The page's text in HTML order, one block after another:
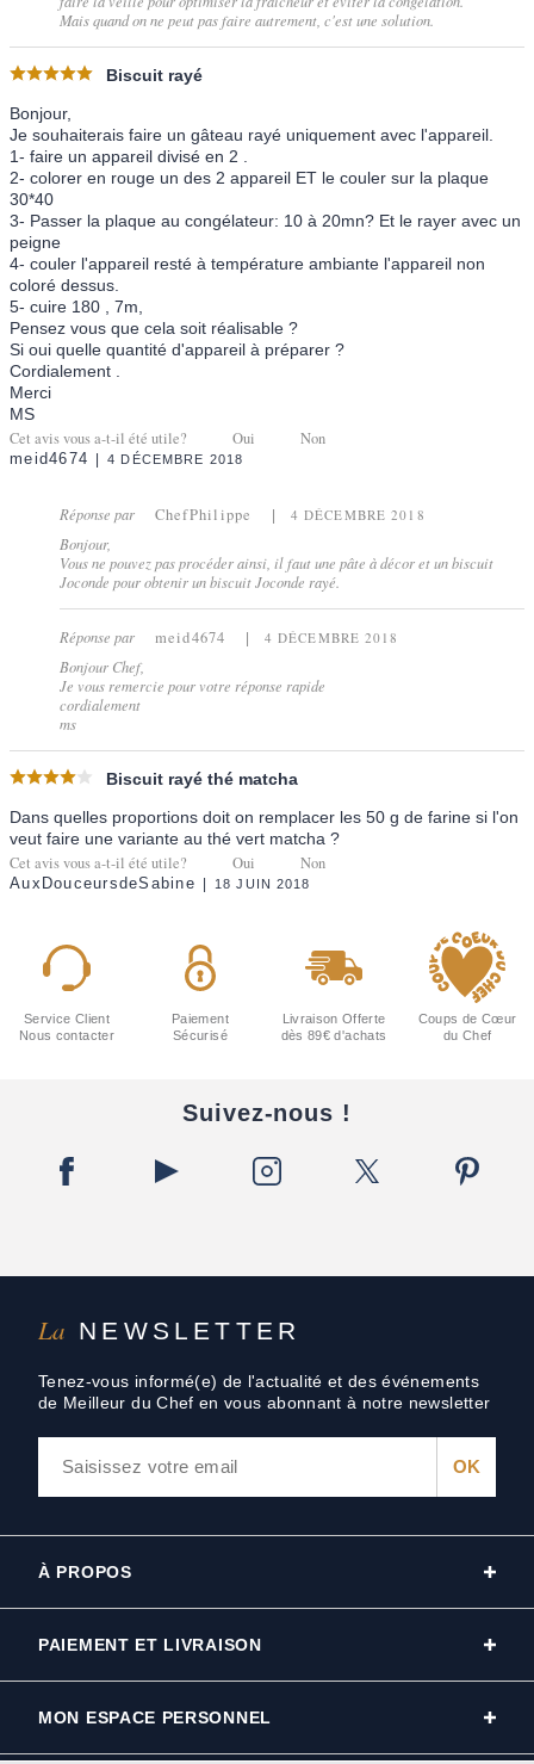
Mais quand on ne peut pas faire autrement, c'est une solution.
Biscuit rayé
Bonjour,
Je souhaiterais faire un gâteau rayé uniquement avec l'appareil.
1- faire un appareil divisé en 2 .
2- colorer en rouge un des 2 appareil ET le couler sur la plaque
30*40
3- Passer la plaque au congélateur: 10 à 20mn? Et le rayer avec un
peigne
4- couler l'appareil resté à température ambiante l'appareil non
coloré dessus.
5- cuire 180 , 7m,
Pensez vous que cela soit réalisable ?
Si oui quelle quantité d'appareil à préparer ?
Cordialement .
Merci
MS
Cet avis vous a-t-il été utile? Oui Non
meid4674 4 DÉCEMBRE 2018
Réponse par ChefPhilippe 4 DÉCEMBRE 2018
Bonjour,
Vous ne pouvez pas procéder ainsi, il faut une pâte à décor et un biscuit
Joconde pour obtenir un biscuit Joconde rayé.
Réponse par meid4674 4 DÉCEMBRE 2018
Bonjour Chef,
Je vous remercie pour votre réponse rapide
cordialement
ms
Biscuit rayé thé matcha
Dans quelles proportions doit on remplacer les 50 g de farine si l'on
veut faire une variante au thé vert matcha ?
Cet avis vous a-t-il été utile? Oui Non
AuxDouceursdeSabine 18 JUIN 2018
La NEWSLETTER
Tenez-vous informé(e) de l'actualité et des événements
de Meilleur du Chef en vous abonnant à notre newsletter
Service Client
Nous contacter
Paiement
Sécurisé
Livraison Offerte
dès 89€ d'achats
Coups de Cœur
du Chef
Suivez-nous !
À PROPOS
PAIEMENT ET LIVRAISON
MON ESPACE PERSONNEL